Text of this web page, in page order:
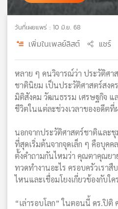
บี
เอส
เครือ
ข่าย
วันที่เผยแพร่ : 10 มิ.ย. 68
เพิ่มในเพลย์ลิสต์ แชร์
หลาย ๆ คนวิจารณ์ว่า ประวัติศา
ชาตินิยม เป็นประวัติศาสตร์สงค
มิติสังคม วัฒนธรรม เศรษฐกิจ แ
ชีวิตในแต่ละช่วงเวลาของอดีตที่
นอกจากประวัติศาสตร์ชาติและ
ที่สุดเริ่มต้นจากจุดเล็ก ๆ คือบุคค
ตั้งคำถามกันไหมว่า คุณตาคุณยา
ทวดทำงานอะไร ครอบครัวเราสื
ไหนและเชื่อมโยงเกี่ยวข้องกับใค
“เล่ารอบโลก” ในตอนนี้ ดร.ปิติ